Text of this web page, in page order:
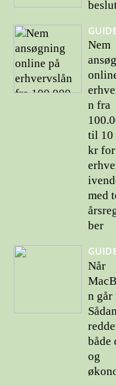
Nem
n fra
til 10
kr for
med
ber
Når
n går
Sådan
både
og